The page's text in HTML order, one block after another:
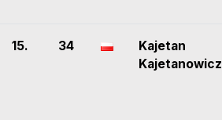
15. 34
Kajetan
Kajetanowicz